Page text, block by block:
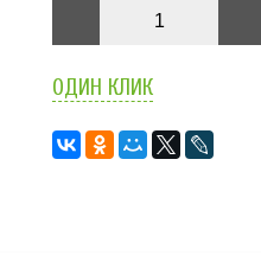
ОДИН КЛИК